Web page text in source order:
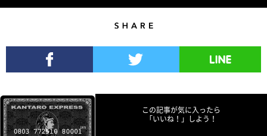
この記事が気に入ったら
「いいね！」しよう！